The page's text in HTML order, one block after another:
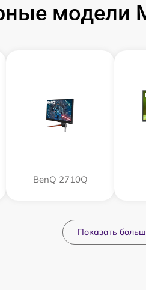
модели
BenQ 2710Q
Показать